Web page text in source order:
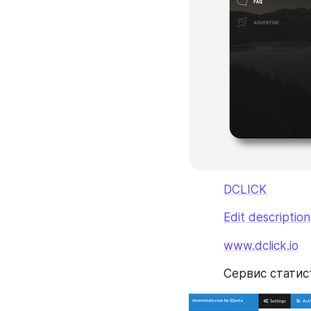
DCLICK
Edit description
www.dclick.io
Сервис